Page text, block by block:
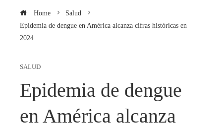
Home
Salud
Epidemia de dengue en América alcanza cifras históricas en
2024
SALUD
Epidemia de dengue
en América alcanza